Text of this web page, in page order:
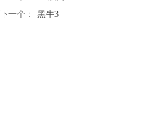
下一个：
黑牛3